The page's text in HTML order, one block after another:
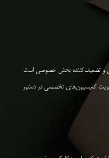
و تضعیف‌کننده بخش خصوصی است
کمیسیون‌های تخصصی در دستور